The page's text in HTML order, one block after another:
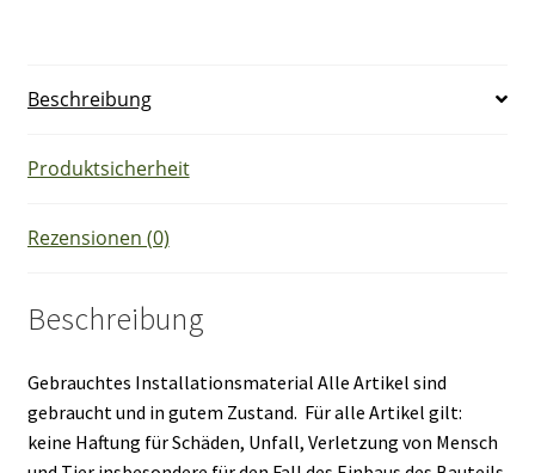
Beschreibung
Produktsicherheit
Rezensionen (0)
Beschreibung
Gebrauchtes Installationsmaterial Alle Artikel sind
gebraucht und in gutem Zustand. Für alle Artikel gilt:
keine Haftung für Schäden, Unfall, Verletzung von Mensch